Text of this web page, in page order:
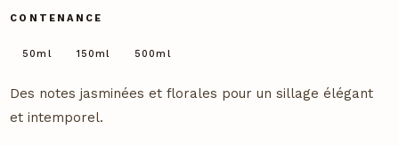
CONTENANCE
50ml 150ml 500ml
Des notes jasminées et florales pour un sillage élégant
et intemporel.